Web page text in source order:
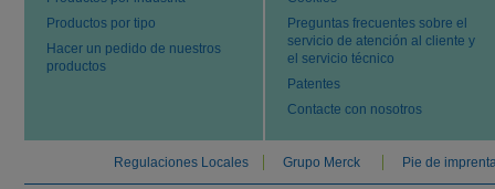
Productos por tipo
Hacer un pedido de nuestros
productos
Preguntas frecuentes sobre el
servicio de atención al cliente y
el servicio técnico
Patentes
Contacte con nosotros
Regulaciones Locales Grupo Merck Pie de